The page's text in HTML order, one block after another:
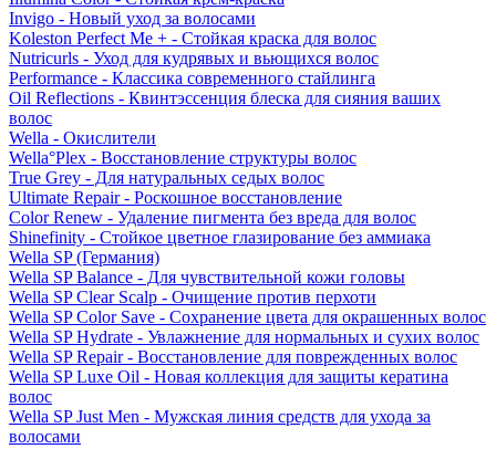
Invigo - Новый уход за волосами
Koleston Perfect Me + - Стойкая краска для волос
Nutricurls - Уход для кудрявых и вьющихся волос
Performance - Классика современного стайлинга
Oil Reflections - Квинтэссенция блеска для сияния ваших
волос
Wella - Окислители
Wella°Plex - Восстановление структуры волос
True Grey - Для натуральных седых волос
Ultimate Repair - Роскошное восстановление
Color Renew - Удаление пигмента без вреда для волос
Shinefinity - Стойкое цветное глазирование без аммиака
Wella SP (Германия)
Wella SP Balance - Для чувствительной кожи головы
Wella SP Clear Scalp - Очищение против перхоти
Wella SP Color Save - Сохранение цвета для окрашенных волос
Wella SP Hydrate - Увлажнение для нормальных и сухих волос
Wella SP Repair - Восстановление для поврежденных волос
Wella SP Luxe Oil - Новая коллекция для защиты кератина
волос
Wella SP Just Men - Мужская линия средств для ухода за
волосами